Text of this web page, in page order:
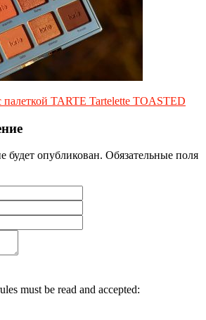
TARTE Tartelette TOASTED
будет опубликован. Обязательные поля
must be read and accepted: